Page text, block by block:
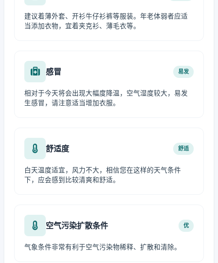
建议着薄外套、开衫牛仔衫裤等服装。年老体弱者应适
当添加衣物，宜着夹克衫、薄毛衣等。
感冒 易发
相对于今天将会出现大幅度降温，空气湿度较大，易发
生感冒，请注意适当增加衣服。
舒适度 舒适
白天温度适宜，风力不大，相信您在这样的天气条件
下，应会感到比较清爽和舒适。
空气污染扩散条件 优
气象条件非常有利于空气污染物稀释、扩散和清除。